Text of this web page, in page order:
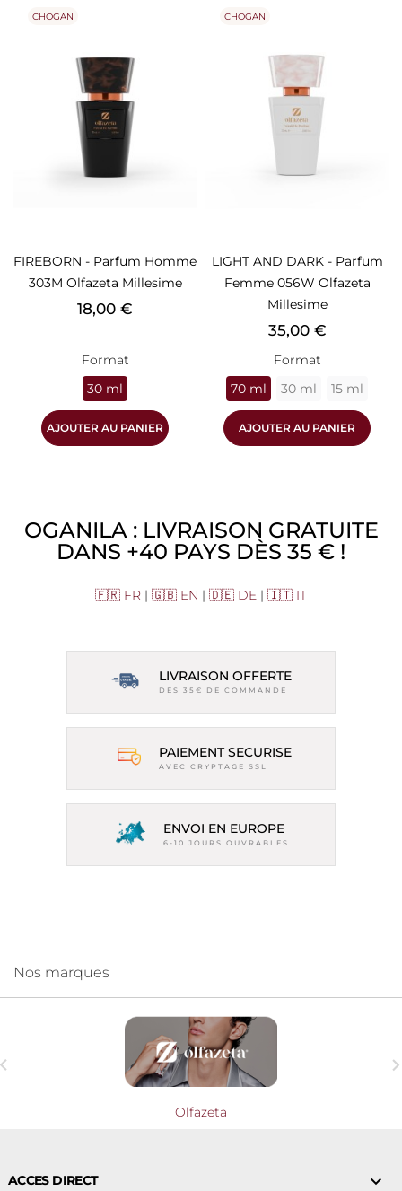
FIREBORN - Parfum Homme
303M Olfazeta Millesime
Prix
18,00 €
Format
30 ml
AJOUTER AU PANIER
CHOGAN
LIGHT AND DARK - Parfum
Femme 056W Olfazeta
Millesime
Prix
35,00 €
Format
70 ml
30 ml 15 ml
AJOUTER AU PANIER
CHOGAN
OGANILA : LIVRAISON GRATUITE
DANS +40 PAYS DÈS 35 € !
🇫🇷 FR | 🇬🇧 EN | 🇩🇪 DE | 🇮🇹 IT
LIVRAISON OFFERTE
DÈS 35€ DE COMMANDE
PAIEMENT SECURISE
AVEC CRYPTAGE SSL
ENVOI EN EUROPE
6-10 JOURS OUVRABLES
Nos marques
Olfazeta
ACCES DIRECT 